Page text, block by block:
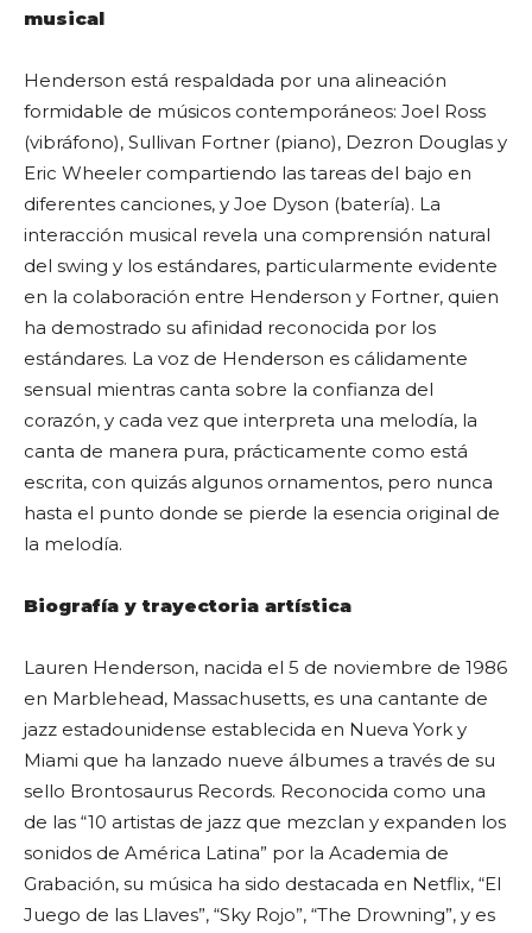
musical
Henderson está respaldada por una alineación
formidable de músicos contemporáneos: Joel Ross
(vibráfono), Sullivan Fortner (piano), Dezron Douglas y
Eric Wheeler compartiendo las tareas del bajo en
diferentes canciones, y Joe Dyson (batería). La
interacción musical revela una comprensión natural
del swing y los estándares, particularmente evidente
en la colaboración entre Henderson y Fortner, quien
ha demostrado su afinidad reconocida por los
estándares. La voz de Henderson es cálidamente
sensual mientras canta sobre la confianza del
corazón, y cada vez que interpreta una melodía, la
canta de manera pura, prácticamente como está
escrita, con quizás algunos ornamentos, pero nunca
hasta el punto donde se pierde la esencia original de
la melodía.
Biografía y trayectoria artística
Lauren Henderson, nacida el 5 de noviembre de 1986
en Marblehead, Massachusetts, es una cantante de
jazz estadounidense establecida en Nueva York y
Miami que ha lanzado nueve álbumes a través de su
sello Brontosaurus Records. Reconocida como una
de las “10 artistas de jazz que mezclan y expanden los
sonidos de América Latina” por la Academia de
Grabación, su música ha sido destacada en Netflix, “El
Juego de las Llaves”, “Sky Rojo”, “The Drowning”, y es